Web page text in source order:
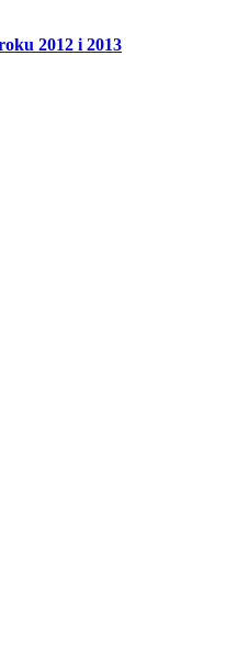
2012 i 2013